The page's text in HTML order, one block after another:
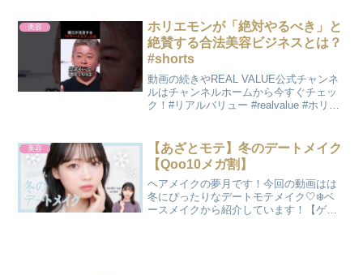
り返し、先にトリートメントで髪を包み
込む新発想。シャ...
美容
ホリエモンが「絶対やるべき」と
絶賛する合法美容ビジネスとは？
#shorts
動画の続きやREAL VALUE公式チャンネ
ルはチャンネルホームから今すぐチェッ
ク！#リアルバリュー #realvalue #ホリエ
美容
【あざとモテ】冬のデートメイク
【Qoo10メガ割】
ヘアメイクの夢月です！今回の動画はは
冬にぴったりなデートモテメイク🤍❄️ベ
ースメイクから紹介しています！【ゲス